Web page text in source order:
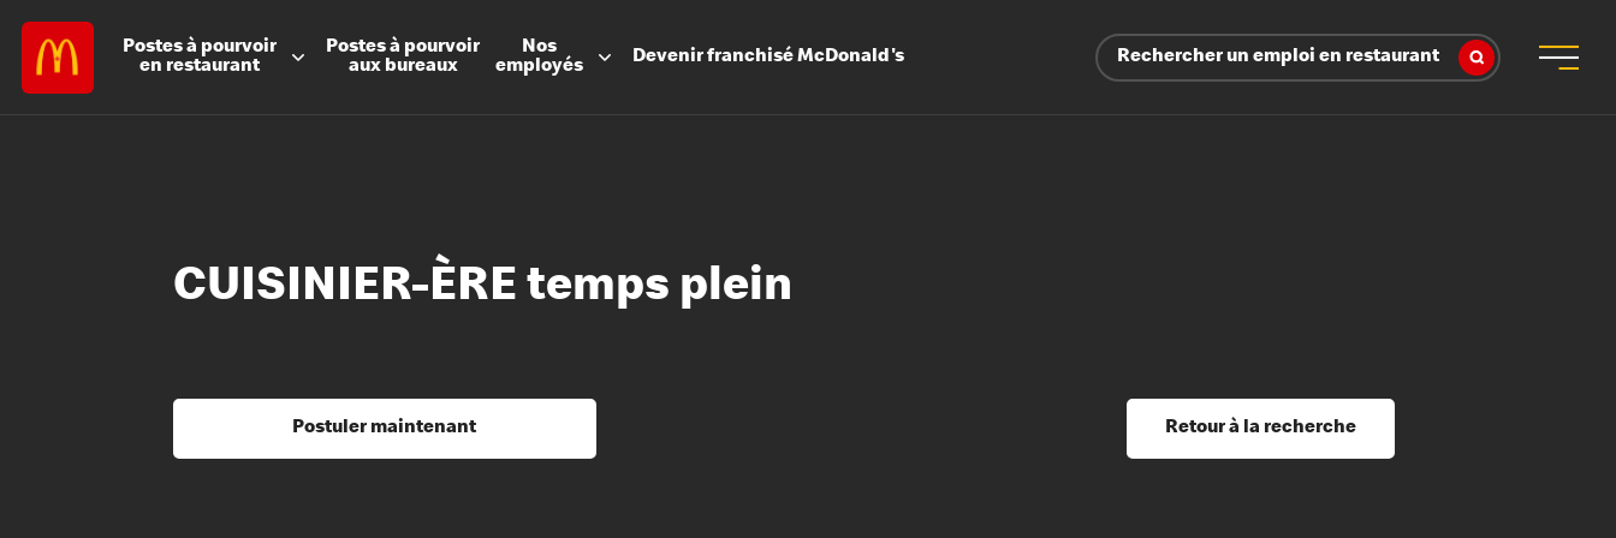
Postes à pourvoir
en restaurant
Postes à pourvoir
aux bureaux
Nos
employés
DevenirfranchiséMcDonald's Rechercher un emploi en restaurant
Apprentissage et perfectionnement
Les Arches du savoir
CUISINIER-ÈRE temps plein
Postuler maintenant Retour à la recherche